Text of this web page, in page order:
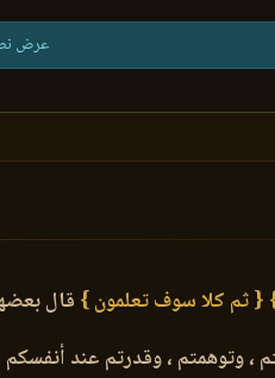
عرض
{ ثم كلا سوف تعلمون } قال
وتوهمتم ، وقدرتم عند أنفسكم